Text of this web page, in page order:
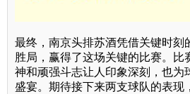
最终，南京头排苏酒凭借关键时刻
胜局，赢得了这场关键的比赛。比
神和顽强斗志让人印象深刻，也为
盛宴。期待接下来两支球队的表现